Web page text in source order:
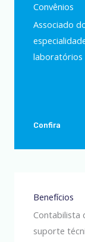
Convênios
Associado
laboratórios
Confira
Benefícios
Contabilista
suporte